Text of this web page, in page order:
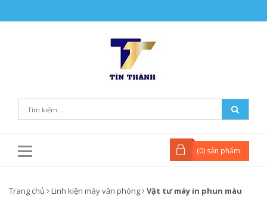
(0) sản phẩm
Trang chủ Linh kiện máy văn phòng Vật tư máy in phun màu